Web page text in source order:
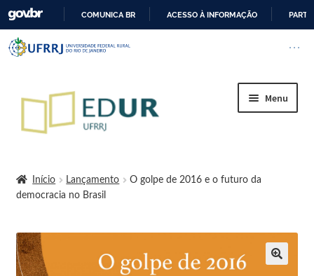
R
O
D
COMUNICA BR ACESSO À INFORMAÇÃO
Pular barra institucional
Barra institucional da
Menu
A Editora
Regimento Interno da Editora da UFRRJ
Cart
Início Lançamento
O golpe de 2016 e o futuro da
democracia no Brasil